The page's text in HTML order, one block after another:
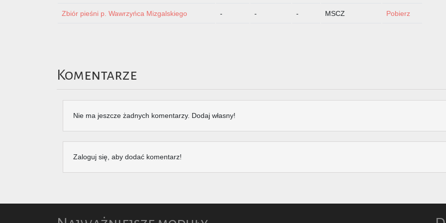
Zbiór pieśni p. Wawrzyńca Mizgalskiego - - - MSCZ Pobierz
Komentarze
Nie ma jeszcze żadnych komentarzy. Dodaj własny!
Zaloguj się, aby dodać komentarz!